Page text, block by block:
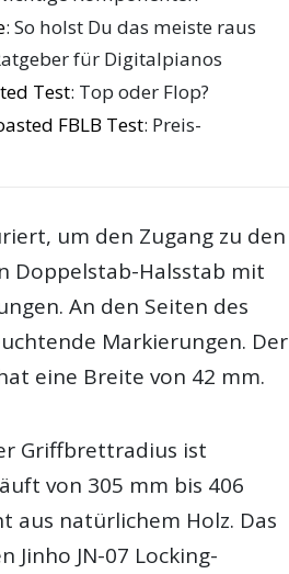
: So holst Du das meiste raus
für Digitalpianos
Test: Top oder Flop?
FBLB Test: Preis-
um den Zugang zu den
Doppelstab-Halsstab mit
An den Seiten des
Markierungen. Der
eine Breite von 42 mm.
Griffbrettradius ist
von 305 mm bis 406
aus natürlichem Holz. Das
JN-07 Locking-